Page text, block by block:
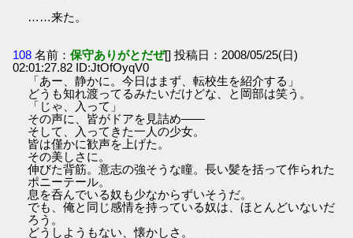
……来た。
108 名前：保守ありがとだぜ[] 投稿日：2008/05/25(日)
02:01:27.82 ID:JtOfOyqV0
「あー、静かに。今日はまず、転校生を紹介する」
どうも知れ渡ってるみたいだけどな、と岡部は笑う。
「じゃ、入って」
その声に、皆がドアを見詰め――
そして、入ってきた一人の少女。
皆は僅かに歓声を上げた。
その美しさに。
伸びた背筋。意志の強そうな瞳。長い髪を括って作られた
ポニーテール。
息を呑んでいる奴も少なからずいそうだ。
でも、俺と同じ感情を持っている奴は、ほとんどいないだ
ろう。
どうしようもない、懐かしさ。